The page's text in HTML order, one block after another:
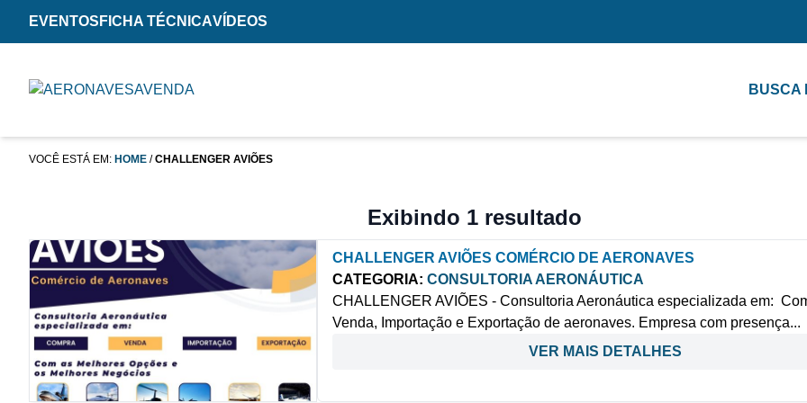
EVENTOS FICHA TÉCNICAVÍDEOS
BUSCA
VOCÊ ESTÁ EM: HOME /CHALLENGER AVIÕES
Exibindo 1 resultado
CHALLENGER AVIÕES COMÉRCIO DE AERONAVES
CATEGORIA: CONSULTORIA AERONÁUTICA
CHALLENGER AVIÕES - Consultoria Aeronáutica especializada em:
Venda, Importação e Exportação de aeronaves. Empresa com presença...
VER MAIS DETALHES